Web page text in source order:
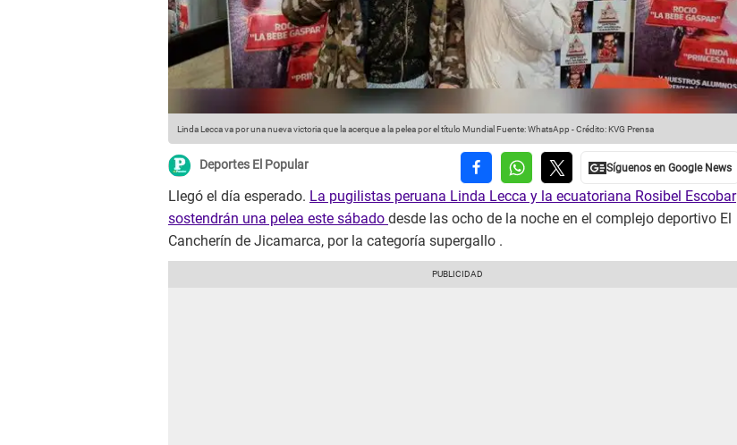
Linda Lecca va por una nueva victoria que la acerque a la pelea por el título Mundial Fuente: WhatsApp -Crédito: KVG Prensa
Deportes El Popular
Llegó el día esperado. La pugilistas peruana Linda Lecca y la ecuatoriana Rosibel Escobar
sostendrán una pelea este sábado desde las ocho de la noche en el complejo deportivo El
Cancherín de Jicamarca, por la categoría supergallo .